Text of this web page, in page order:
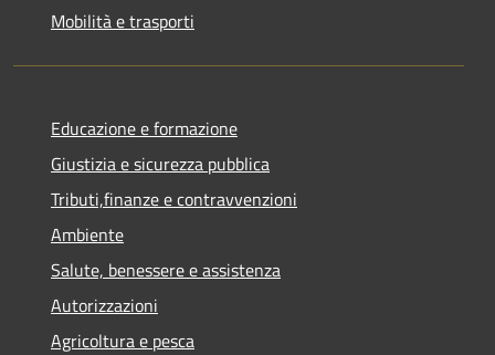
Mobilità e trasporti
Educazione e formazione
Giustizia e sicurezza pubblica
Tributi,finanze e contravvenzioni
Ambiente
Salute, benessere e assistenza
Autorizzazioni
Agricoltura e pesca